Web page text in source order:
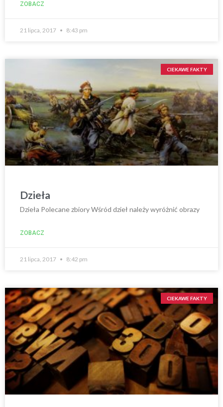
ZOBACZ
21 lipca, 2017 8:43 pm
CIEKAWE FAKTY
Dzieła
Dzieła Polecane zbiory Wśród dzieł należy wyróżnić obrazy
ZOBACZ
21 lipca, 2017 8:42 pm
CIEKAWE FAKTY